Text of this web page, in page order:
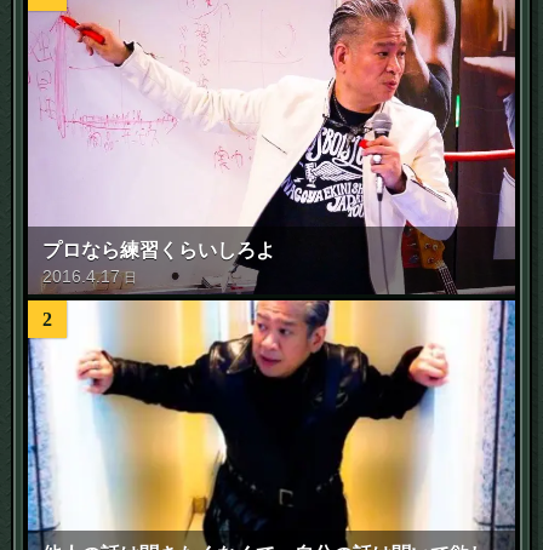
プロなら練習くらいしろよ
2016 .4.17 日
2